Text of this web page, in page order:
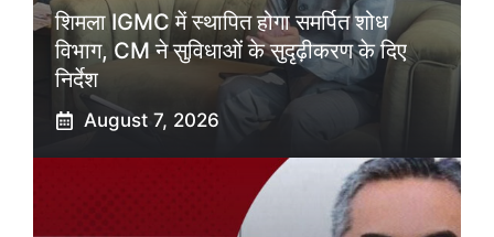
शिमला IGMC में स्थापित होगा समर्पित शोध
विभाग, CM ने सुविधाओं के सुदृढ़ीकरण के दिए
निर्देश
August 7, 2026